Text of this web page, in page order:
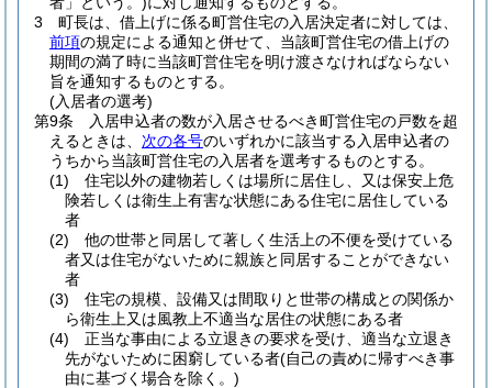
3
町長は、借上げに係る町営住宅の入居決定者に対しては、
前項の規定による通知と併せて、当該町営住宅の借上げの
期間の満了時に当該町営住宅を明け渡さなければならない
旨を通知するものとする。
(入居者の選考)
第9条
入居申込者の数が入居させるべき町営住宅の戸数を超
えるときは、 次の各号のいずれかに該当する入居申込者の
うちから当該町営住宅の入居者を選考するものとする。
(1)
住宅以外の建物若しくは場所に居住し、又は保安上危
険若しくは衛生上有害な状態にある住宅に居住している
者
(2)
他の世帯と同居して著しく生活上の不便を受けている
者又は住宅がないために親族と同居することができない
者
(3)
住宅の規模、設備又は間取りと世帯の構成との関係か
ら衛生上又は風教上不適当な居住の状態にある者
(4)
正当な事由による立退きの要求を受け、適当な立退き
先がないために困窮している者(自己の責めに帰すべき事
由に基づく場合を除く。)